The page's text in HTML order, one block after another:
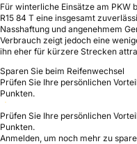
Für winterliche Einsätze am PKW
R15 84 T eine insgesamt
Nasshaftung und angenehmem
Verbrauch zeigt jedoch eine
ihn eher für kürzere Strecken
Sparen Sie beim Reifenwechsel
Prüfen Sie Ihre persönlichen
Punkten.
Prüfen Sie Ihre persönlichen
Punkten.
Anmelden, um noch mehr zu